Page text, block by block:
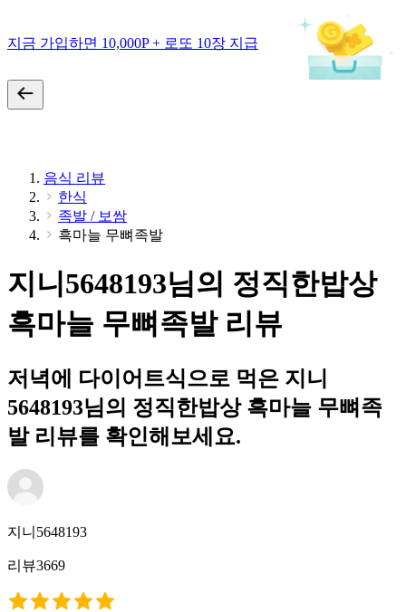
지금 가입하면 10,000P + 로또 10장 지급
음식 리뷰
한식
족발 / 보쌈
흑마늘 무뼈족발
지니5648193님의 정직한밥상
흑마늘 무뼈족발 리뷰
저녁에 다이어트식으로 먹은 지니
5648193님의 정직한밥상 흑마늘 무뼈족
발 리뷰를 확인해보세요.
지니5648193
리뷰3669